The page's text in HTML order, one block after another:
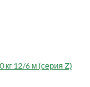
кг 12/6 м (серия Z)